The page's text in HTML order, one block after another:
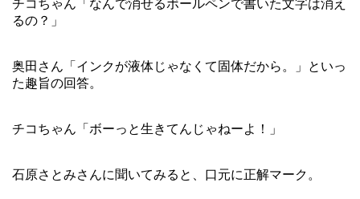
チコちゃん「なんで消せるボールペンで書いた文字は消え
るの？」
奥田さん「インクが液体じゃなくて固体だから。」といっ
た趣旨の回答。
チコちゃん「ボーっと生きてんじゃねーよ！」
石原さとみさんに聞いてみると、口元に正解マーク。